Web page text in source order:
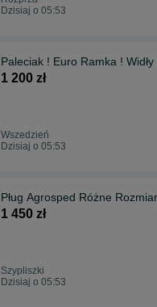
Dzisiaj o 05:53
Paleciak ! Euro Ramka !
1 200 zł
Wszedzień
Dzisiaj o 05:53
Pług Agrosped Różne
1 450 zł
Szypliszki
Dzisiaj o 05:53